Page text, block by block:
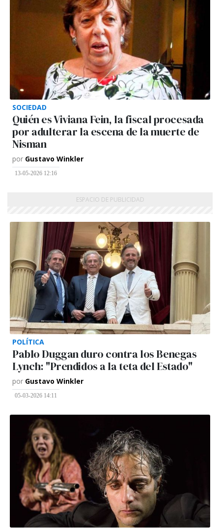
SOCIEDAD
Quién es Viviana Fein, la fiscal procesada
por adulterar la escena de la muerte de
Nisman
por Gustavo Winkler
13-05-2026 12:16
POLÍTICA
Pablo Duggan duro contra los Benegas
Lynch: "Prendidos a la teta del Estado"
por Gustavo Winkler
05-03-2026 14:11